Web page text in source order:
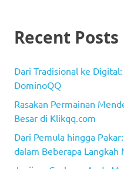
Recent Posts
Dari Tradisional ke
DominoQQ
Rasakan Permainan
Besar di Klikqq.com
Dari Pemula hingga
dalam Beberapa Langkah